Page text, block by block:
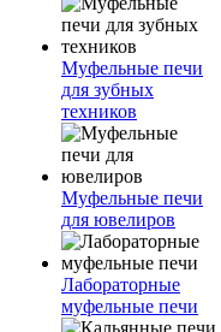
Муфельные печи
для зубных
техников
Муфельные печи
для ювелиров
Лабораторные
муфельные печи